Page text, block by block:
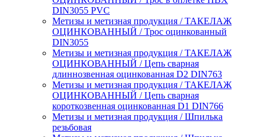
DIN3055 PVC
Метизы и метизная продукция / ТАКЕЛАЖ
ОЦИНКОВАННЫЙ / Трос оцинкованный
DIN3055
Метизы и метизная продукция / ТАКЕЛАЖ
ОЦИНКОВАННЫЙ / Цепь сварная
длиннозвенная оцинкованная D2 DIN763
Метизы и метизная продукция / ТАКЕЛАЖ
ОЦИНКОВАННЫЙ / Цепь сварная
короткозвенная оцинкованная D1 DIN766
Метизы и метизная продукция / Шпилька
резьбовая